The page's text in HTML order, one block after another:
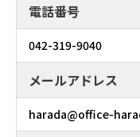
電話番号
042-319-9040
メールアドレス
harada@office-